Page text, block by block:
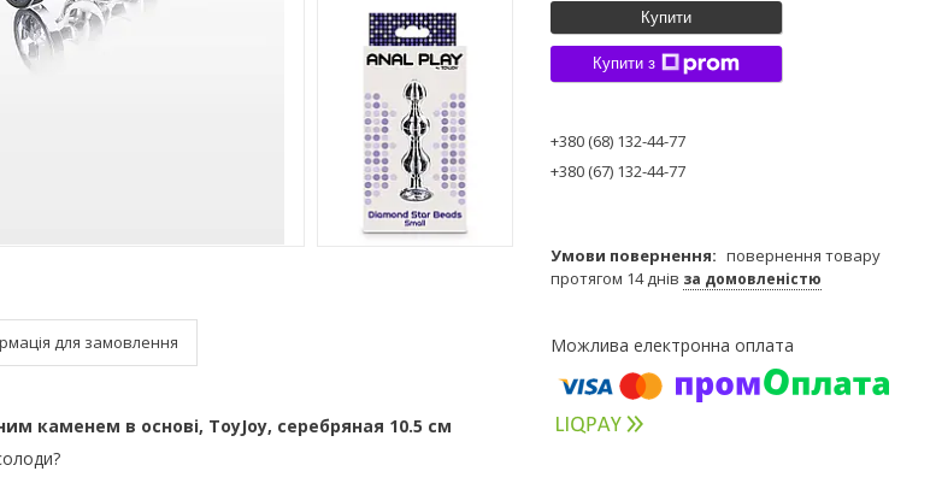
для замовлення
каменем в основі, ToyJoy, серебряная 10.5 см
Купити
Купити з
+380 (68) 132-44-77
+380 (67) 132-44-77
повернення товару
протягом 14 днів за домовленістю